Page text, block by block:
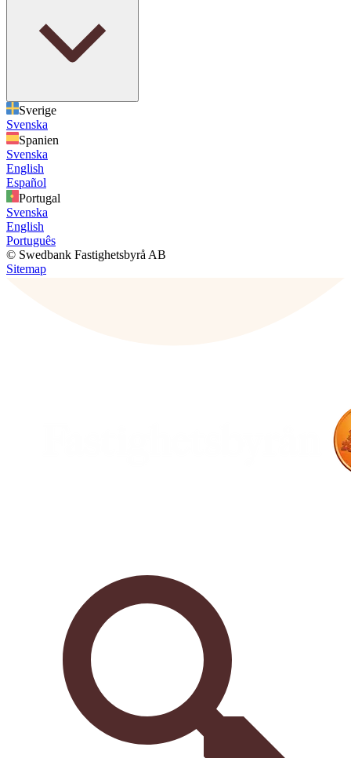
Sverige
Svenska
Spanien
Svenska
English
Español
Portugal
Svenska
English
Português
© Swedbank Fastighetsbyrå AB
Sitemap